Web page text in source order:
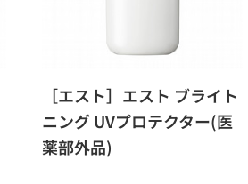
［エスト］エスト ブライト
ニング UVプロテクター(医
薬部外品)